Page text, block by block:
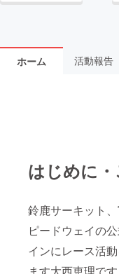
ホーム 活動報告
はじめに
鈴鹿サーキット
ピードウェイの
インにレース活